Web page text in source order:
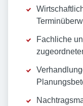
Fachliche